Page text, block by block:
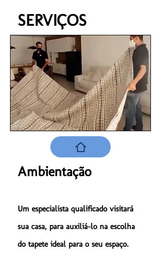
SERVIÇOS
Ambientação
Um especialista qualificado visitará
sua casa, para auxiliá-lo na escolha
do tapete ideal para o seu espaço.